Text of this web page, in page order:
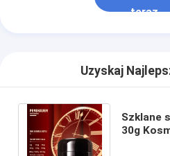
teraz
Uzyskaj
Szklane
30g